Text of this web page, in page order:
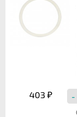
403 ₽ -